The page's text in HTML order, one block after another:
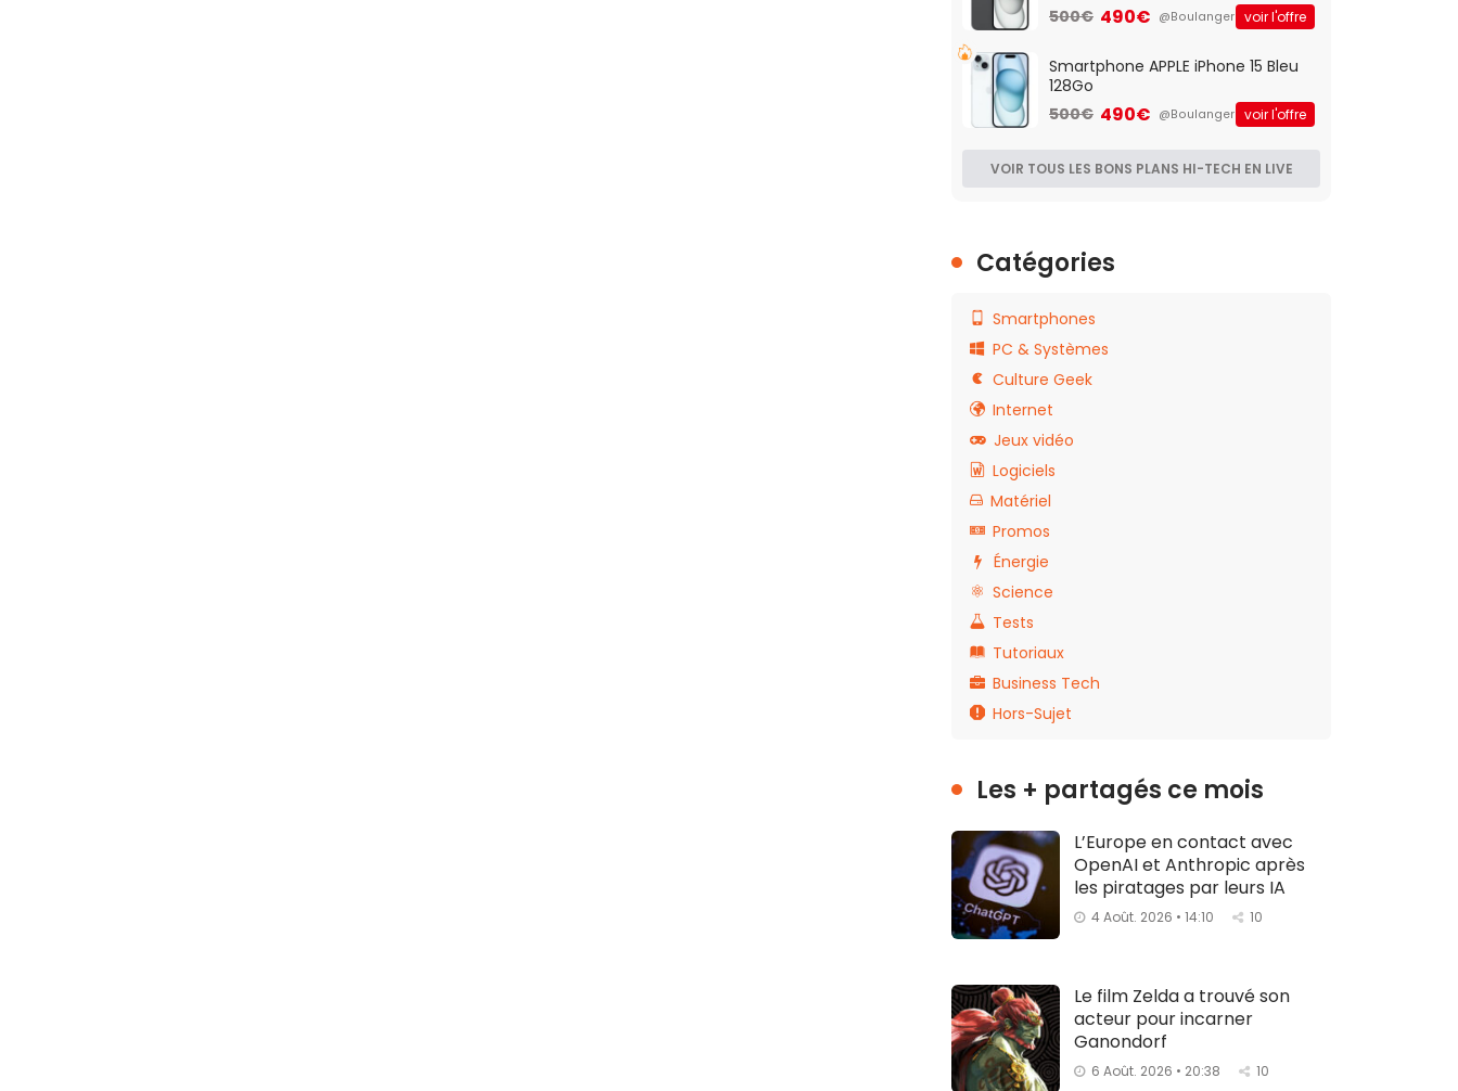
500€ 490€ @Boulanger voir l'offre
Smartphone APPLE iPhone 15 Bleu
128Go
500€ 490€ @Boulanger voir l'offre
VOIR TOUS LES BONS PLANS HI-TECH EN LIVE
Catégories
Smartphones
PC & Systèmes
Culture Geek
Internet
Jeux vidéo
Logiciels
Matériel
Promos
Énergie
Science
Tests
Tutoriaux
Business Tech
Hors-Sujet
Les + partagés ce mois
L’Europe en contact avec
OpenAI et Anthropic après
les piratages par leurs IA
4 Août. 2026 • 14:10 10
Le film Zelda a trouvé son
acteur pour incarner
Ganondorf
6 Août. 2026 • 20:38 10